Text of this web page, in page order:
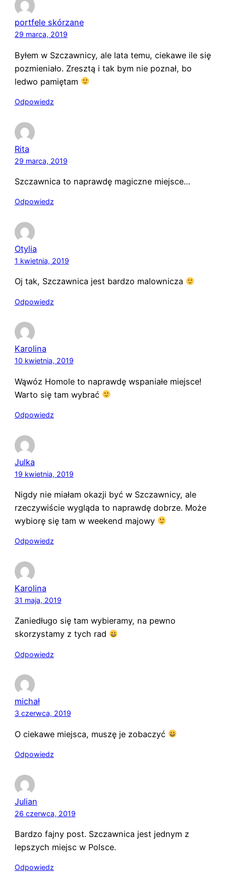
portfele skórzane
29 marca, 2019
Byłem w Szczawnicy, ale lata temu, ciekawe ile się
pozmieniało. Zresztą i tak bym nie poznał, bo
ledwo pamiętam
Odpowiedz
Rita
29 marca, 2019
Szczawnica to naprawdę magiczne miejsce…
Odpowiedz
Otylia
1 kwietnia, 2019
Oj tak, Szczawnica jest bardzo malownicza
Odpowiedz
Karolina
10 kwietnia, 2019
Wąwóz Homole to naprawdę wspaniałe miejsce!
Warto się tam wybrać
Odpowiedz
Julka
19 kwietnia, 2019
Nigdy nie miałam okazji być w Szczawnicy, ale
rzeczywiście wygląda to naprawdę dobrze. Może
wybiorę się tam w weekend majowy
Odpowiedz
Karolina
31 maja, 2019
Zaniedługo się tam wybieramy, na pewno
skorzystamy z tych rad
Odpowiedz
michał
3 czerwca, 2019
O ciekawe miejsca, muszę je zobaczyć
Odpowiedz
Julian
26 czerwca, 2019
Bardzo fajny post. Szczawnica jest jednym z
lepszych miejsc w Polsce.
Odpowiedz